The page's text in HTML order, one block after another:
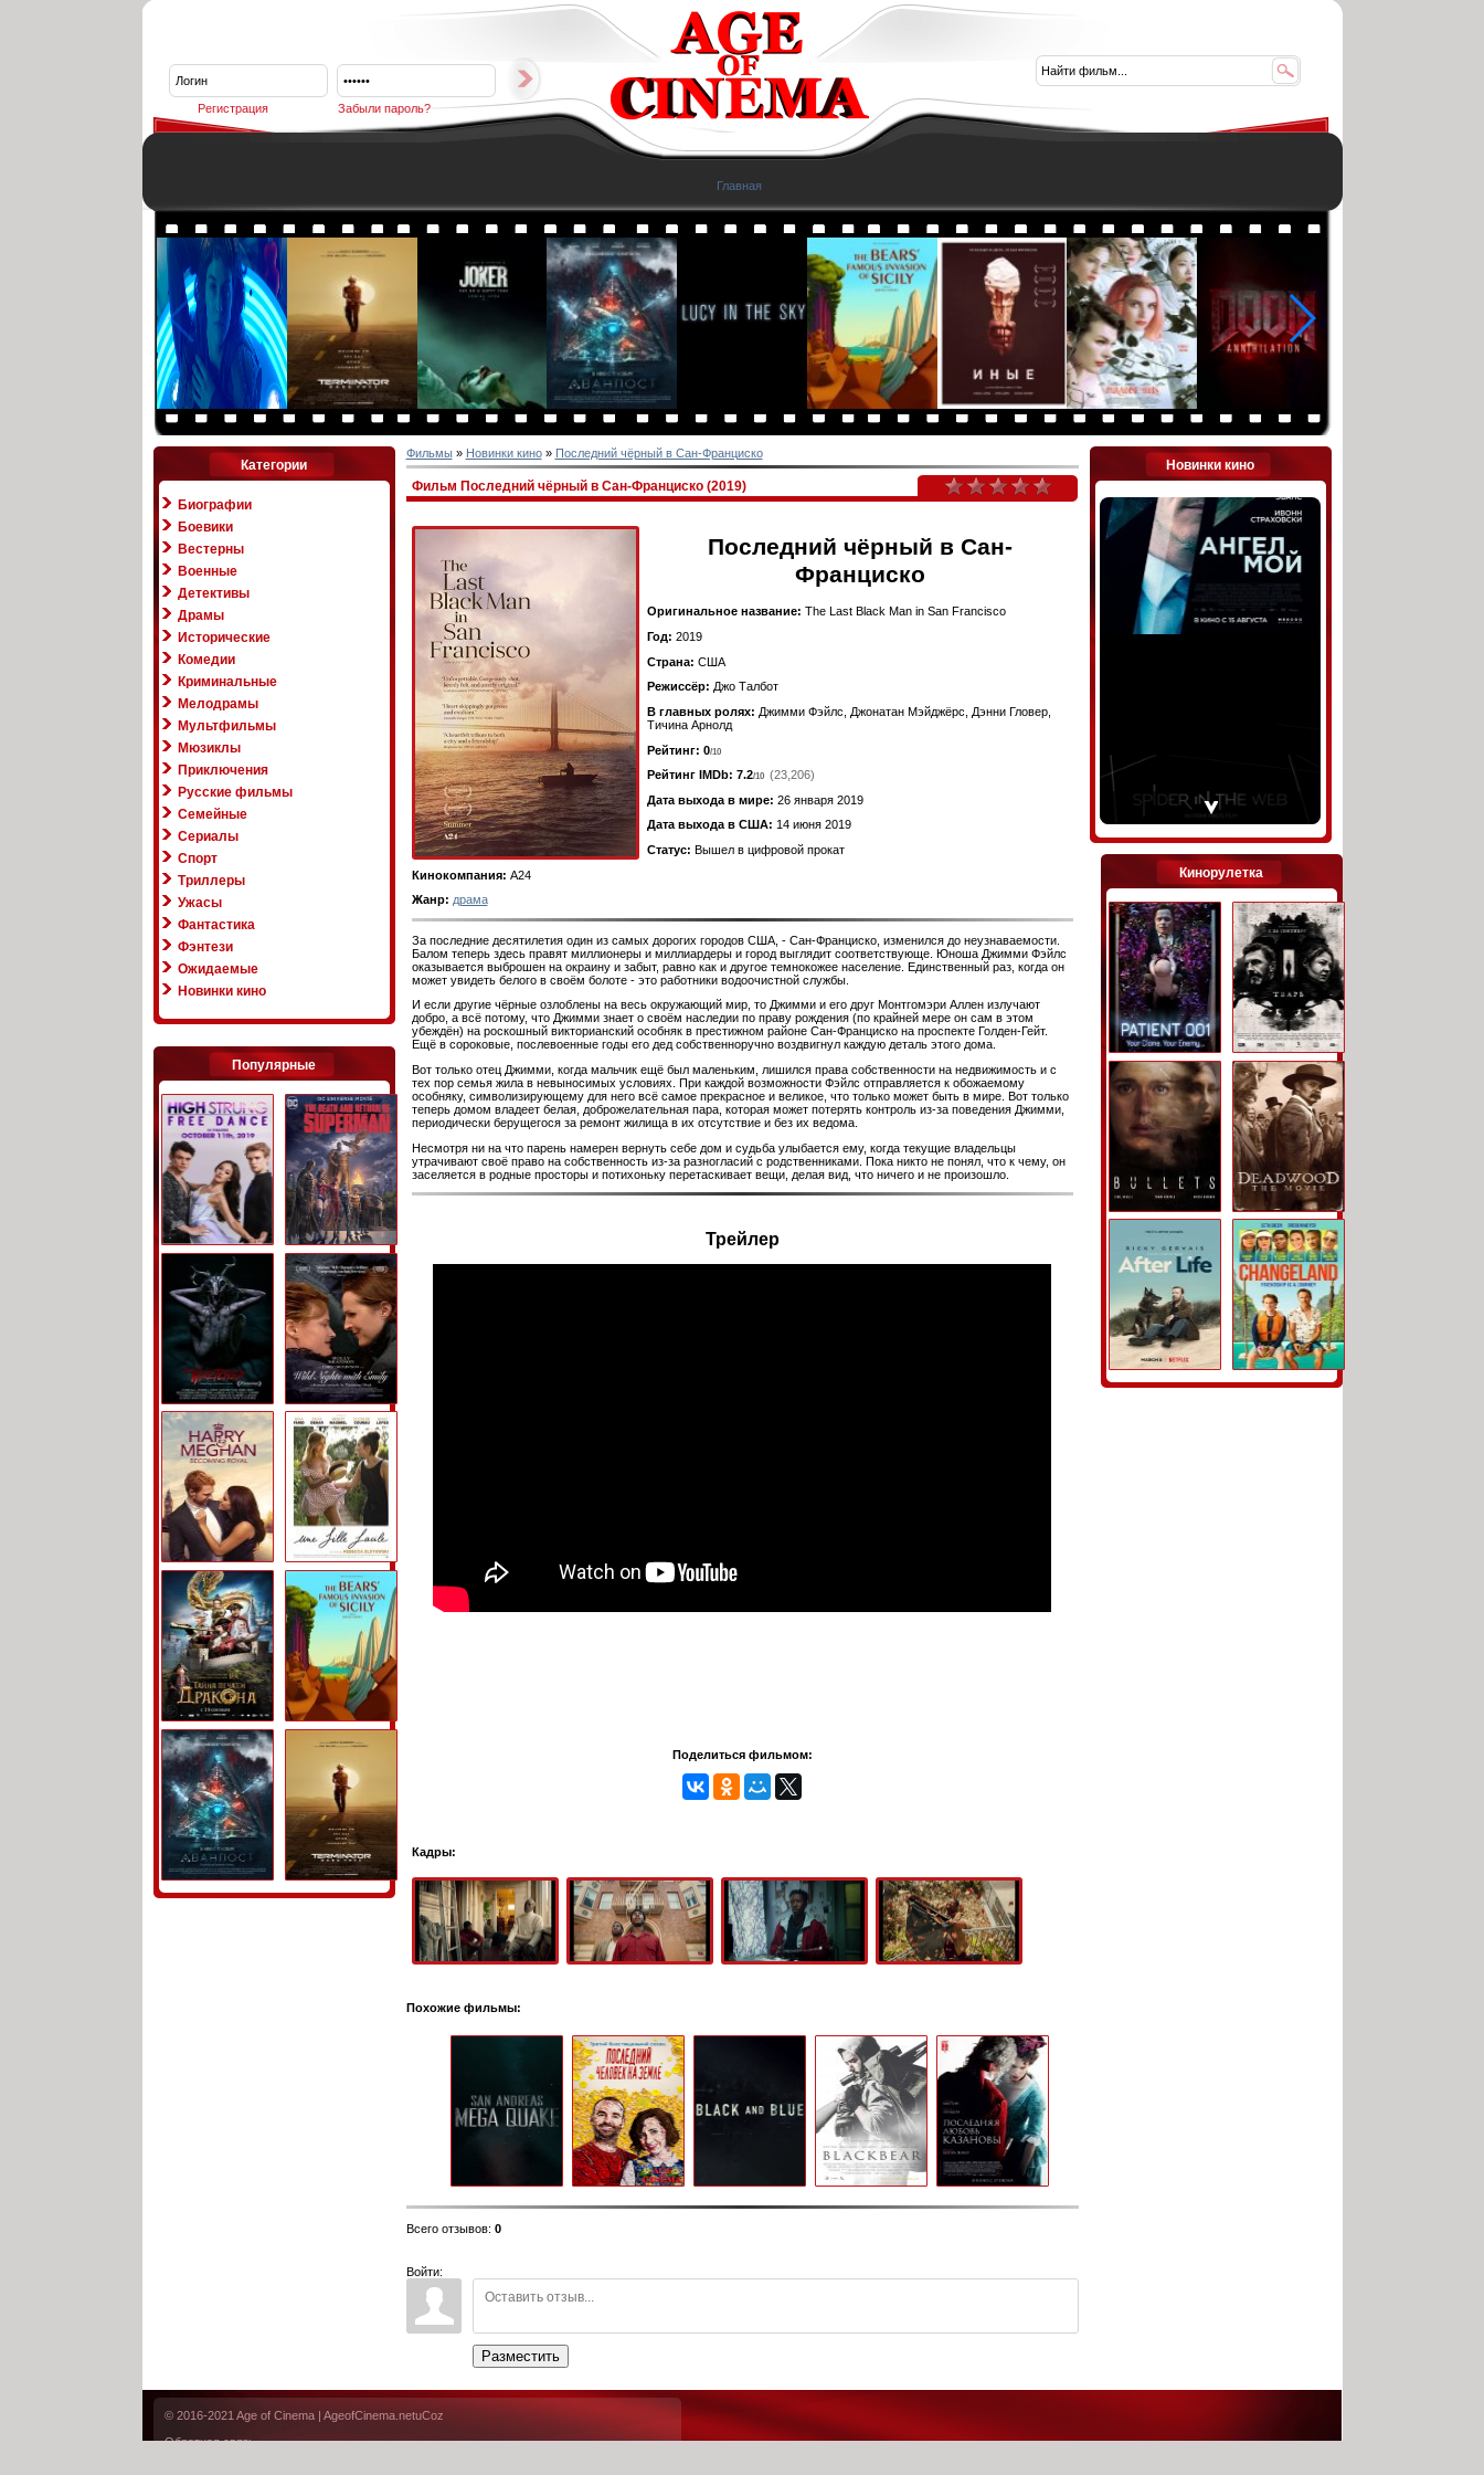
Регистрация Забыли пароль?
Главная
Категории
Биографии
Боевики
Вестерны
Военные
Детективы
Драмы
Исторические
Комедии
Криминальные
Мелодрамы
Мультфильмы
Мюзиклы
Приключения
Русские фильмы
Семейные
Сериалы
Спорт
Триллеры
Ужасы
Фантастика
Фэнтези
Ожидаемые
Новинки кино
Популярные
Фильмы» Новинки кино» Последний чёрный в Сан-Франциско
Фильм Последний чёрный в Сан-Франциско (2019)
Последний чёрный в Сан-
Франциско
Оригинальное название: The Last Black Man in San Francisco
Год: 2019
Страна: США
Режиссёр: Джо Талбот
В главных ролях: Джимми Фэйлс, Джонатан Мэйджёрс, Дэнни Гловер,
Тичина Арнолд
Рейтинг: 0/10
Рейтинг IMDb: 7.2/10
(23,206)
Дата выхода в мире: 26 января 2019
Дата выхода в США: 14 июня 2019
Статус: Вышел в цифровой прокат
Кинокомпания: A24
Жанр: драма
За последние десятилетия один из самых дорогих городов США, - Сан-Франциско, изменился до неузнаваемости.
Балом теперь здесь правят миллионеры и миллиардеры и город выглядит соответствующе. Юноша Джимми Фэйлс
оказывается выброшен на окраину и забыт, равно как и другое темнокожее население. Единственный раз, когда он
может увидеть белого в своём болоте - это работники водоочистной службы.
И если другие чёрные озлоблены на весь окружающий мир, то Джимми и его друг Монтгомэри Аллен излучают
добро, а всё потому, что Джимми знает о своём наследии по праву рождения (по крайней мере он сам в этом
убеждён) на роскошный викторианский особняк в престижном районе Сан-Франциско на проспекте Голден-Гейт.
Ещё в сороковые, послевоенные годы его дед собственноручно воздвигнул каждую деталь этого дома.
Вот только отец Джимми, когда мальчик ещё был маленьким, лишился права собственности на недвижимость и с
тех пор семья жила в невыносимых условиях. При каждой возможности Фэйлс отправляется к обожаемому
особняку, символизирующему для него всё самое прекрасное и великое, что только может быть в мире. Вот только
теперь домом владеет белая, доброжелательная пара, которая может потерять контроль из-за поведения Джимми,
периодически берущегося за ремонт жилища в их отсутствие и без их ведома.
Несмотря ни на что парень намерен вернуть себе дом и судьба улыбается ему, когда текущие владельцы
утрачивают своё право на собственность из-за разногласий с родственниками. Пока никто не понял, что к чему, он
заселяется в родные просторы и потихоньку перетаскивает вещи, делая вид, что ничего и не произошло.
Трейлер
Поделиться фильмом:
Кадры:
Похожие фильмы:
Всего отзывов: 0
Войти:
Разместить
Новинки кино
Кинорулетка
© 2016-2021 Age of Cinema| AgeofCinema.netuCoz
Обратная связь